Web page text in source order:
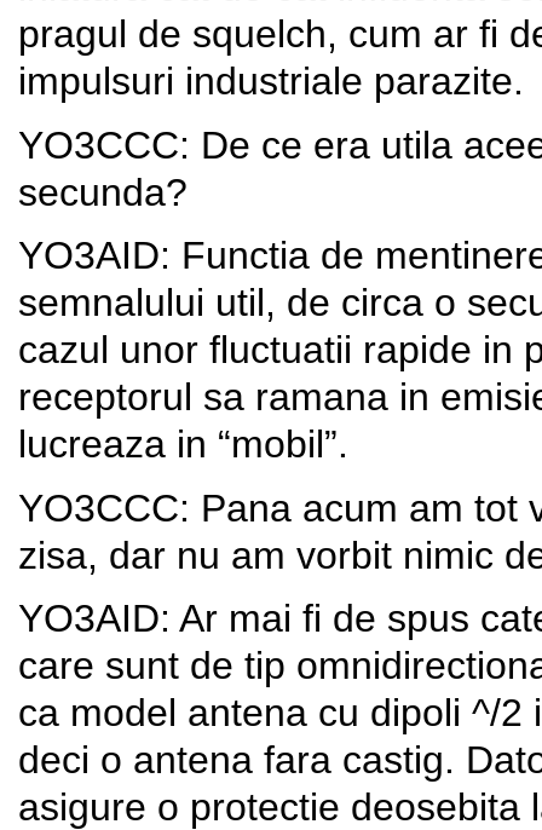
pragul de squelch, cum ar fi
impulsuri industriale parazite.
YO3CCC: De ce era utila
secunda?
YO3AID: Functia de
semnalului util, de circa o
cazul unor fluctuatii rapide in
receptorul sa ramana in
lucreaza in “mobil”.
YO3CCC: Pana acum am tot
zisa, dar nu am vorbit nimic
YO3AID: Ar mai fi de spus
care sunt de tip
ca model antena cu dipoli ^/2
deci o antena fara castig.
asigure o protectie deosebita